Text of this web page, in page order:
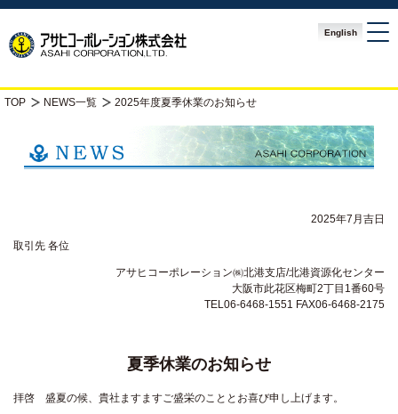
English
TOP NEWS一覧 2025年度夏季休業のお知らせ
2025年7月吉日
取引先 各位
アサヒコーポレーション㈱北港支店/北港資源化センター
大阪市此花区梅町2丁目1番60号
TEL06-6468-1551 FAX06-6468-2175
夏季休業のお知らせ
拝啓 盛夏の候、貴社ますますご盛栄のこととお喜び申し上げます。